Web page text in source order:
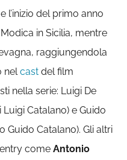
l’inizio del primo anno
in Sicilia, mentre
raggiungendola
nelcast del film
nella serie: Luigi De
Catalano) e Guido
Guido Catalano). Gli altri
comeAntonio